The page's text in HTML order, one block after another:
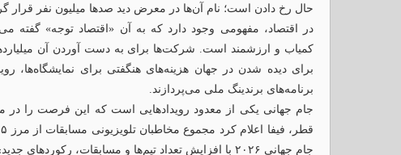
حال رخ دادن است؛ نام آن‌ها در معرض دید صدها میلیون نفر قرار
در اقتصاد، مفهومی وجود دارد که به آن «اقتصاد توجه» گفته
کمیاب و ارزشمند است. شرکت‌ها برای به دست آوردن آن
برای دیده شدن در جهان هزینه‌های هنگفتی برای نمایشگاه‌ها،
برنامه‌های برندینگ ملی می‌پردازند.
جام جهانی ۲۰۲۶ با افزایش تعداد تیم‌ها و مسابقات، رکوردهای جدیدی در تعداد بینندگان ثبت کند.